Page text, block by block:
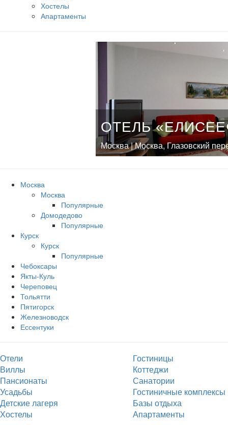
Хостелы
Апартаменты
ОТЕЛЬ
Москва | Москва, Глазовский
Москва
Москва
Популярные
Домодедово
Популярные
Курск
Курск
Популярные
Чебоксары
Якты-Куль
Череповец
Тольятти
Пятигорск
Железноводск
Ессентуки
Отели
Гостиницы
Виллы
Коттеджи
Пансионаты
Санатории
Усадьбы
Гостиничные комплексы
Детские лагеря
Базы отдыха
Хостелы
Апартаменты